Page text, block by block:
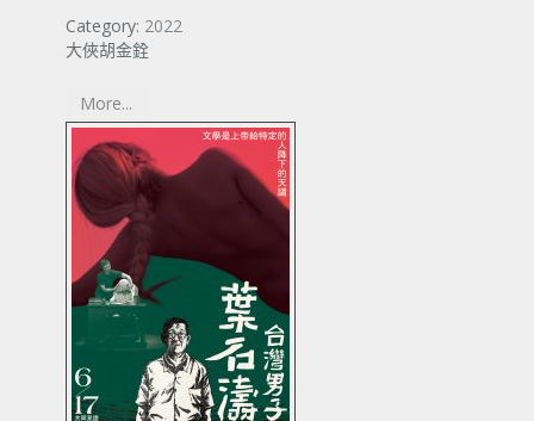
Category: 2022
大俠胡金銓
More...